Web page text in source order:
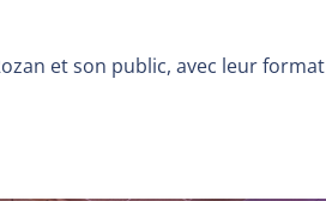
et son public, avec leur format